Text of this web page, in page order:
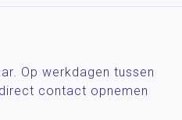
Op werkdagen tussen
contact opnemen